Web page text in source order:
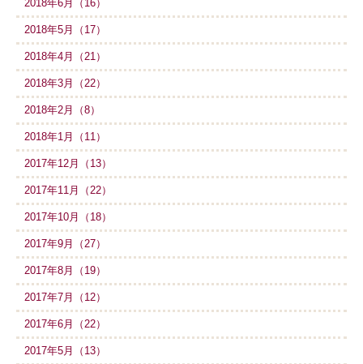
2018年6月（16）
2018年5月（17）
2018年4月（21）
2018年3月（22）
2018年2月（8）
2018年1月（11）
2017年12月（13）
2017年11月（22）
2017年10月（18）
2017年9月（27）
2017年8月（19）
2017年7月（12）
2017年6月（22）
2017年5月（13）